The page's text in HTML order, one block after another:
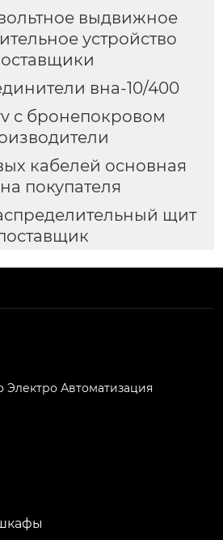
выдвижное
устройство
вна-10/400
с бронепокровом
кабелей основная
покупателя
щит
Автоматизация